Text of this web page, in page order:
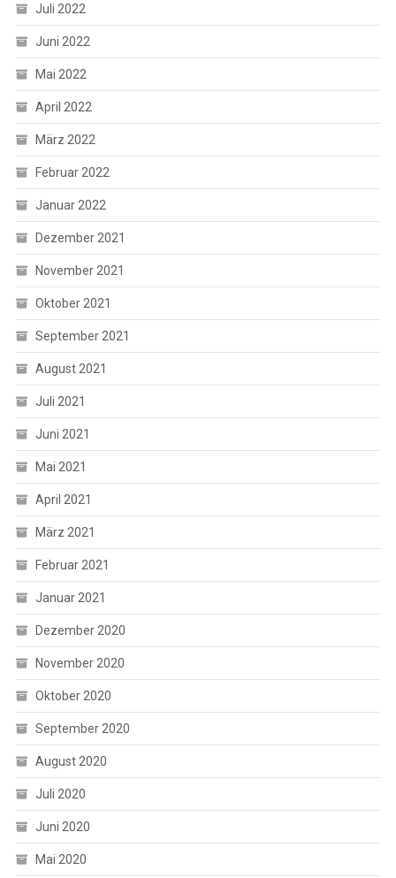
Juli 2022
Juni 2022
Mai 2022
April 2022
März 2022
Februar 2022
Januar 2022
Dezember 2021
November 2021
Oktober 2021
September 2021
August 2021
Juli 2021
Juni 2021
Mai 2021
April 2021
März 2021
Februar 2021
Januar 2021
Dezember 2020
November 2020
Oktober 2020
September 2020
August 2020
Juli 2020
Juni 2020
Mai 2020